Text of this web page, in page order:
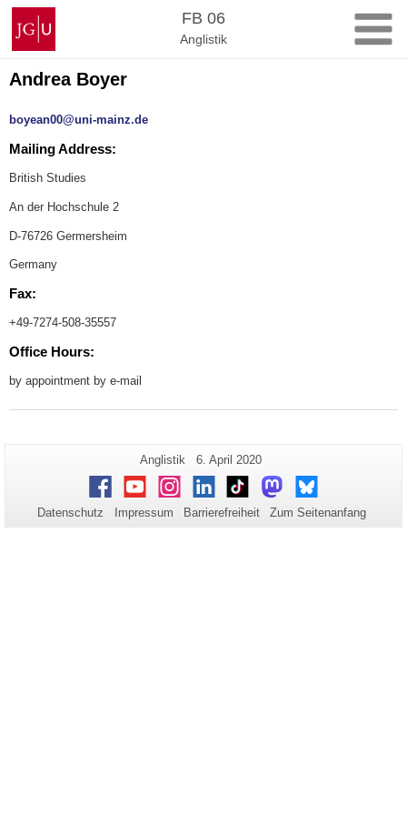
Zum
Inhalt
springen
Johannes
Gutenberg-
Universität
Mainz
FB 06
Anglistik
Andrea Boyer
boyean00@uni-mainz.de
Mailing Address:
British Studies
An der Hochschule 2
D-76726 Germersheim
Germany
Fax:
+49-7274-508-35557
Office Hours:
by appointment by e-mail
Zusätzliche
Informationen
zu
dieser
Seiten-
Name:
Anglistik
Letzte
Aktualisierung:
6. April 2020
Facebook
YoutubeInstagram
LinkedInTikTokMastodonBluesky
Datenschutz Impressum Barrierefreiheit Zum Seitenanfang